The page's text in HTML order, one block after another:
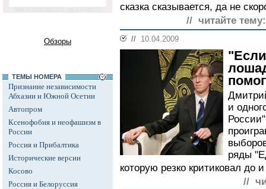
Обзоры
ТЕМЫ НОМЕРА
Признание независимости
Абхазии и Южной Осетии
Автопром
Ксенофобия и неофашизм в
России
Россия и Прибалтика
Исторические версии
Косово
Россия и Белоруссия
сказка сказывается, да не
// читайте тему:
// 10.04.2009
и
ряды
которую резко критиковал до
//